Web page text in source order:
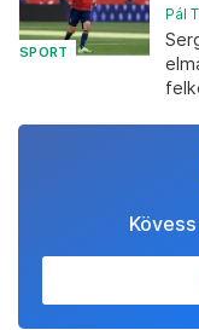
SPORT
Pál